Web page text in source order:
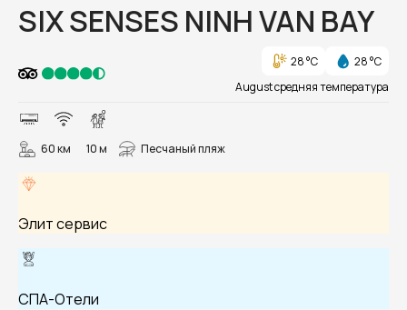
SIX SENSES NINH VAN BAY
28 °C
28 °C
August средняя температура
60 км 10 м Песчаный пляж
Элит сервис
СПА-Отели